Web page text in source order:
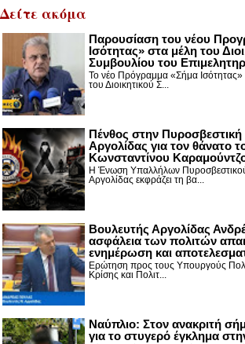
Δείτε ακόμα
Παρουσίαση του νέου
Ισότητας» στα μέλη του
Συμβουλίου του
Το νέο Πρόγραμμα «Σήμα Ισότητας»
του Διοικητικού Σ...
Πένθος στην Πυροσβεστική
Αργολίδας για τον θάνατο
Κωνσταντίνου
Η Ένωση Υπαλλήλων
Αργολίδας εκφράζει τη βα...
Βουλευτής Αργολίδας
ασφάλεια των πολιτών
ενημέρωση και
Ερώτηση προς τους Υπουργούς
Κρίσης και Πολιτ...
Nαύπλιο: Στον ανακριτή
για το στυγερό έγκλημα